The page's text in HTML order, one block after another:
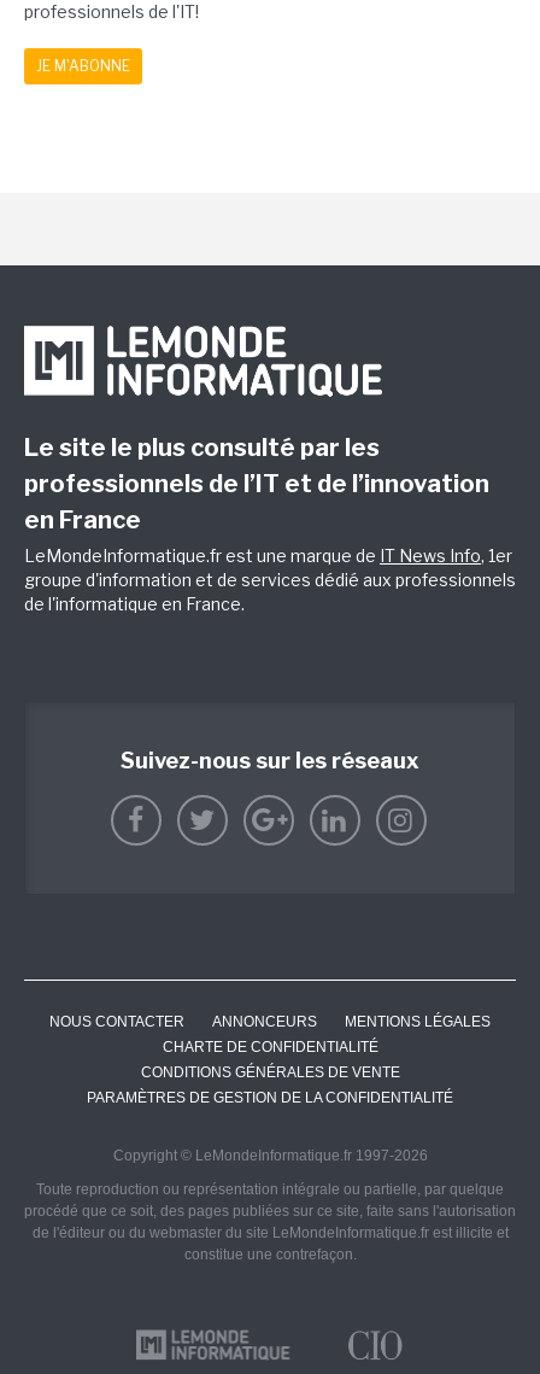
professionnels de l'IT!
JE M'ABONNE
Le site le plus consulté par les
professionnels de l’IT et de l’innovation
en France
LeMondeInformatique.fr est une marque de IT News Info, 1er
groupe d'information et de services dédié aux professionnels
de l'informatique en France.
Suivez-nous sur les réseaux
NOUS CONTACTER ANNONCEURS
MENTIONS LÉGALES
CHARTE DE CONFIDENTIALITÉ
CONDITIONS GÉNÉRALES DE VENTE
PARAMÈTRES DE GESTION DE LA CONFIDENTIALITÉ
Copyright © LeMondeInformatique.fr 1997-2026
Toute reproduction ou représentation intégrale ou partielle, par quelque
procédé que ce soit, des pages publiées sur ce site, faite sans l'autorisation
de l'éditeur ou du webmaster du site LeMondeInformatique.fr est illicite et
constitue une contrefaçon.